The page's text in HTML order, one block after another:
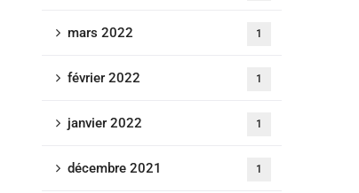
mars 2022 1
février 2022 1
janvier 2022 1
décembre 2021 1